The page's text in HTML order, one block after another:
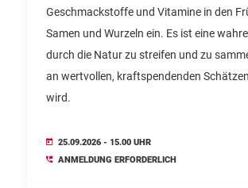
Geschmackstoffe und Vitamine in den
Samen und Wurzeln ein. Es ist eine
durch die Natur zu streifen und zu
an wertvollen, kraftspendenden
wird.
25.09.2026 - 15.00 UHR
ANMELDUNG ERFORDERLICH